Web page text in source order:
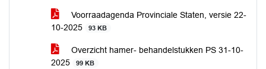
Voorraadagenda Provinciale Staten, versie 22-
10-2025
93 KB
Overzicht hamer- behandelstukken PS 31-10-
2025
99 KB